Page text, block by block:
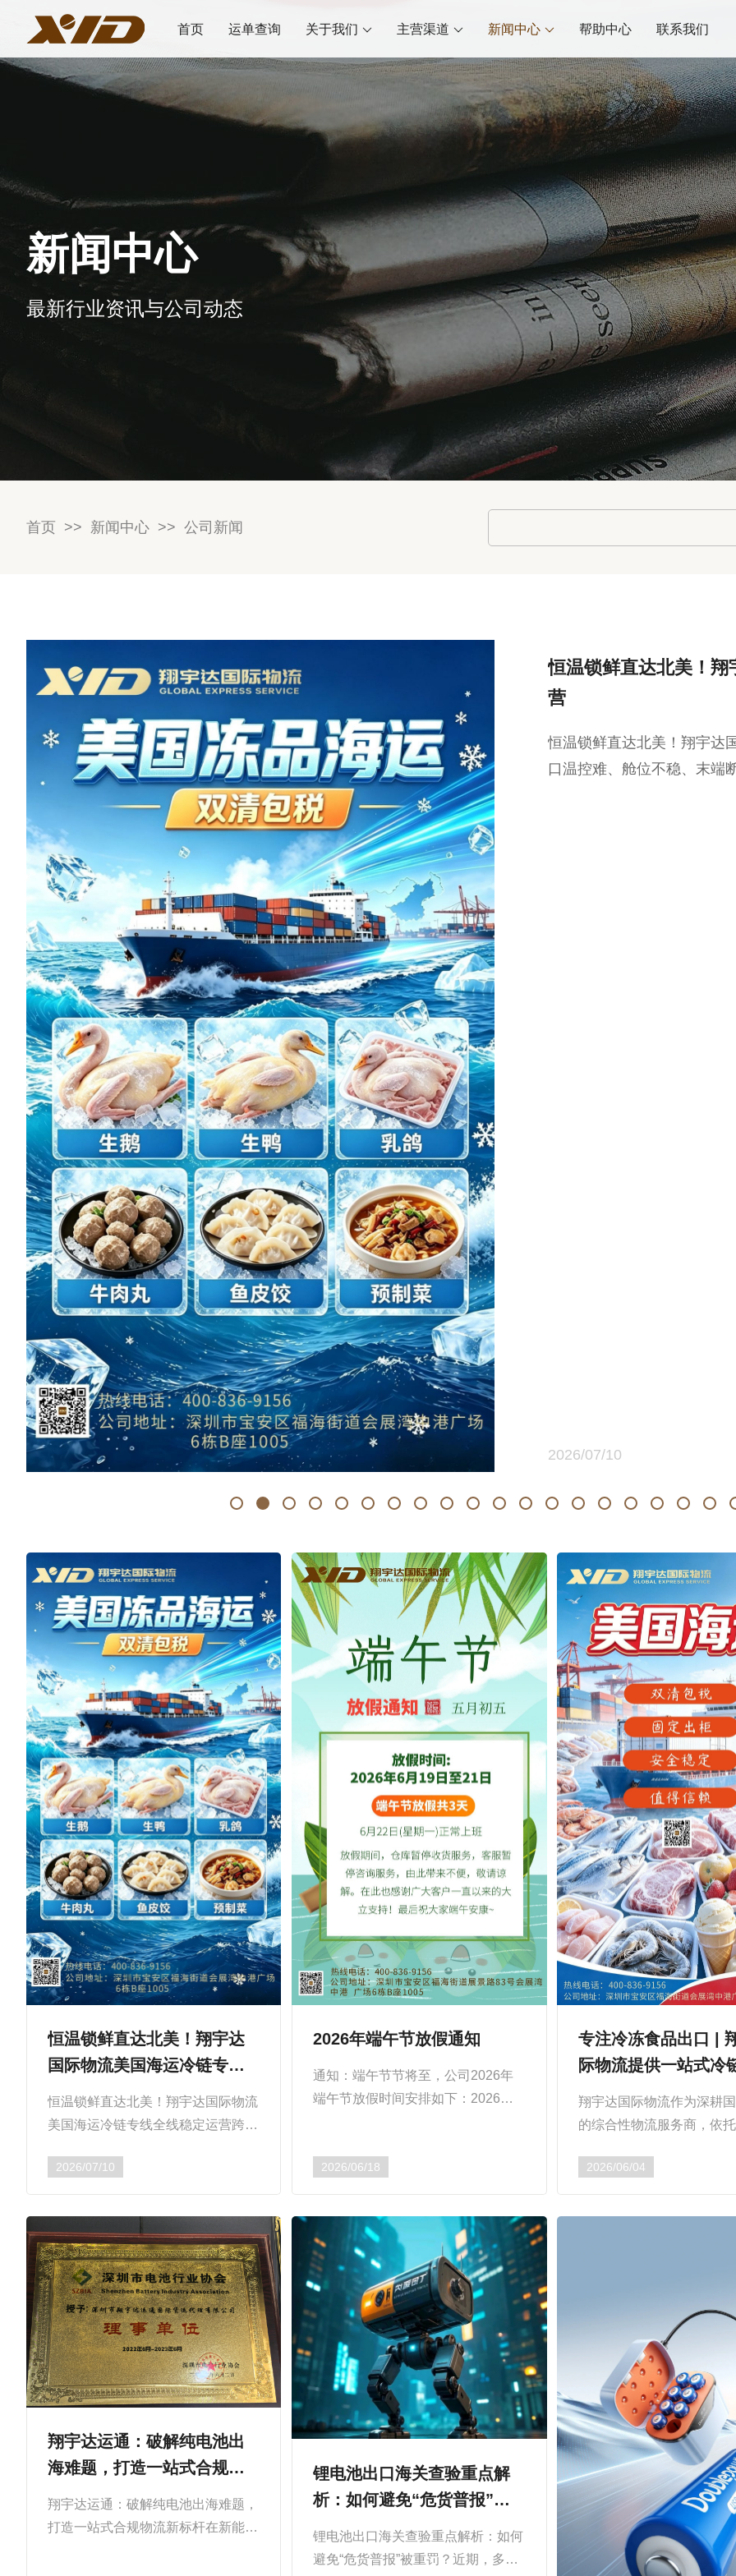
首页 运单查询 关于我们 主营渠道 新闻中心 帮助中心 联系我们
新闻中心
最新行业资讯与公司动态
首页 >> 新闻中心 >> 公司新闻
恒温锁鲜直达北美！
营
恒温锁鲜直达北美！翔宇达
口温控难、舱位不稳、末端
2026/07/10
恒温锁鲜直达北美！翔宇达
国际物流美国海运冷链专线
全线稳定运营
恒温锁鲜直达北美！翔宇达国际物流
美国海运冷链专线全线稳定运营跨境
冷、特殊品类受限等痛点长期困扰中
美生鲜贸易商家。...
2026/07/10
2026年端午节放假通知
通知：端午节节将至，公司2026年
端午节放假时间安排如下：2026年6
示：放假期间，仓库暂...
2026/06/18
专注冷冻食品出口 |
际物流提供一站式冷
方案
翔宇达国际物流作为深耕
的综合性物流服务商，依
全面升级冷冻食品出口专
们致力于为食品进...
2026/06/04
翔宇达运通：破解纯电池出
海难题，打造一站式合规物
流新标杆
翔宇达运通：破解纯电池出海难题，
打造一站式合规物流新标杆在新能源
锂电池出口海关查验重点解
析：如何避免“危货普报”被
重罚？
锂电池出口海关查验重点解析：如何
避免“危货普报”被重罚？近期，多地